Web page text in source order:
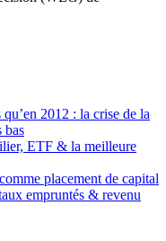
2012 : la crise de la
bas
ETF & la meilleure
placement de capital
empruntés & revenu